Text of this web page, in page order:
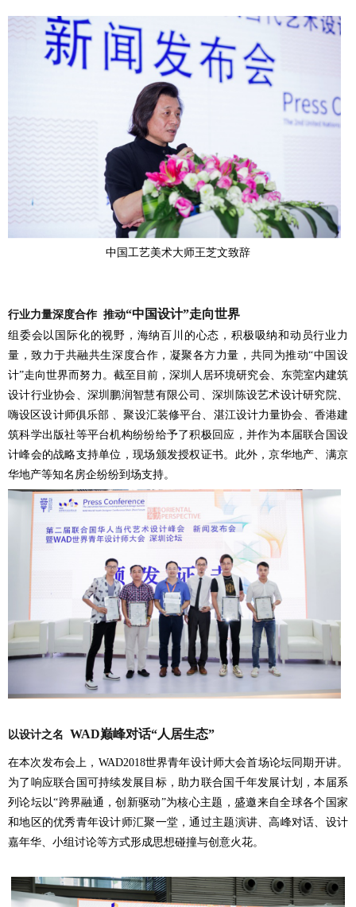
中国工艺美术大师王芝文致辞
行业力量深度合作 推动“中国设计”走向世界
组委会以国际化的视野，海纳百川的心态，积极吸纳和动员行业力
量，致力于共融共生深度合作，凝聚各方力量，共同为推动“中国设
计”走向世界而努力。截至目前，深圳人居环境研究会、东莞室内建筑
设计行业协会、深圳鹏润智慧有限公司、深圳陈设艺术设计研究院、
嗨设区设计师俱乐部 、聚设汇装修平台、湛江设计力量协会、香港建
筑科学出版社等平台机构纷纷给予了积极回应，并作为本届联合国设
计峰会的战略支持单位，现场颁发授权证书。此外，京华地产、满京
华地产等知名房企纷纷到场支持。
以设计之名 WAD巅峰对话“人居生态”
在本次发布会上， WAD2018世界青年设计师大会首场论坛同期开讲。
为了响应联合国可持续发展目标，助力联合国千年发展计划，本届系
列论坛以“跨界融通，创新驱动”为核心主题，盛邀来自全球各个国家
和地区的优秀青年设计师汇聚一堂，通过主题演讲、高峰对话、设计
嘉年华、小组讨论等方式形成思想碰撞与创意火花。